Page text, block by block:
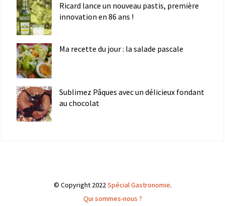
Ricard lance un nouveau pastis, première
innovation en 86 ans !
Ma recette du jour : la salade pascale
Sublimez Pâques avec un délicieux fondant
au chocolat
© Copyright 2022Spécial Gastronomie.
Qui sommes-nous ?